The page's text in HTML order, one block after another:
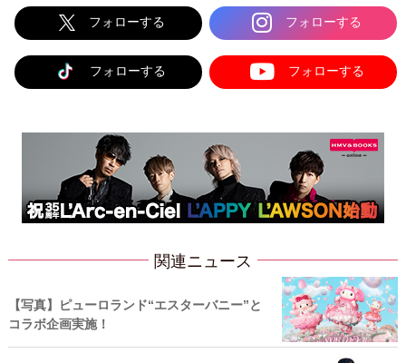
フォローする フォローする
フォローする フォローする
関連ニュース
【写真】ピューロランド“エスターバニー”と
コラボ企画実施！